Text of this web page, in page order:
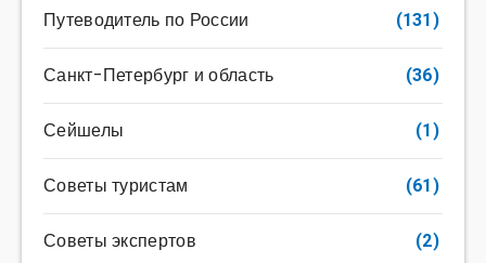
Путеводитель по России (131)
Санкт-Петербург и область (36)
Сейшелы (1)
Советы туристам (61)
Советы экспертов (2)